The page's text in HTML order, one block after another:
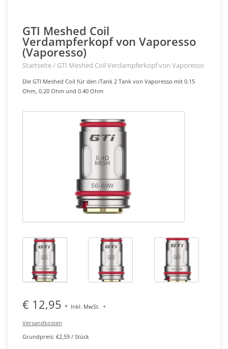
GTI Meshed Coil
Verdampferkopf von Vaporesso
(Vaporesso)
Startseite/ GTI Meshed Coil Verdampferkopf von Vaporesso
Die GTI Meshed Coil für den iTank 2 Tank von Vaporesso mit 0.15
Ohm, 0.20 Ohm und 0.40 Ohm
€ 12,95 * Inkl. MwSt. +
Versandkosten
Grundpreis: €2,59 / Stück